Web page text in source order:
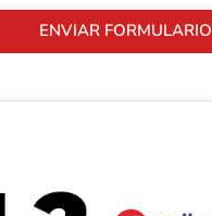
ENVIAR FORMULARIO